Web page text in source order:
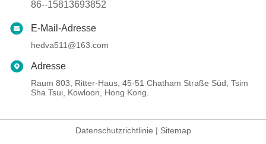
86--15813693852
E-Mail-Adresse
hedva511@163.com
Adresse
Raum 803, Ritter-Haus, 45-51 Chatham Straße Süd, Tsim
Sha Tsui, Kowloon, Hong Kong.
Datenschutzrichtlinie | Sitemap